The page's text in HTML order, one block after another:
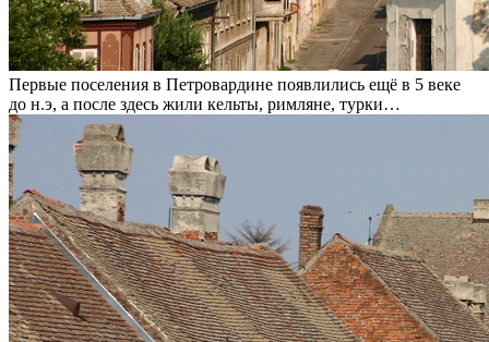
Первые поселения в Петровардине появлились ещё в 5 веке
до н.э, а после здесь жили кельты, римляне, турки…